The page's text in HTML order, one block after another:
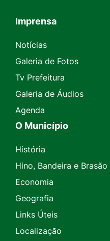
Seção do Rodapé e
Imprensa
Notícias
Galeria de Fotos
Tv Prefeitura
Galeria de Áudios
Agenda
O Município
História
Hino, Bandeira e Brasão
Economia
Geografia
Links Úteis
Localização